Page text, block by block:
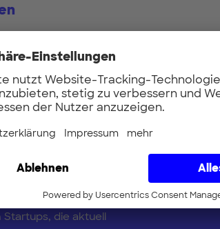
to date mit
Netzwerk und
die aktuell
E-Mail